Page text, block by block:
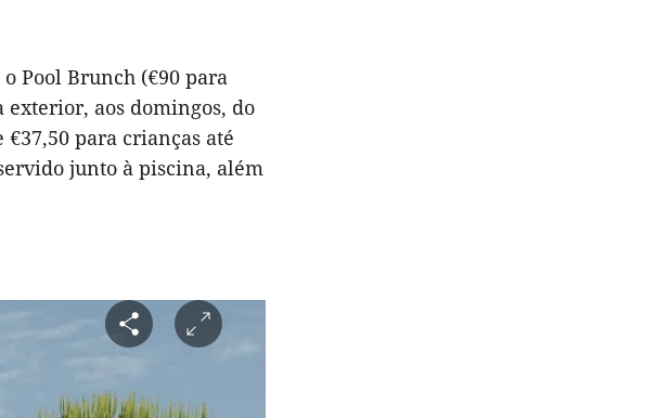
Pool Brunch (€90 para
exterior, aos domingos, do
para crianças até
junto à piscina, além